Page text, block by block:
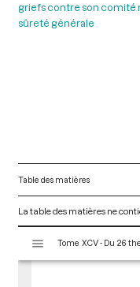
griefs contre son comité
sûreté générale
Table des matières
La table des matières ne
s